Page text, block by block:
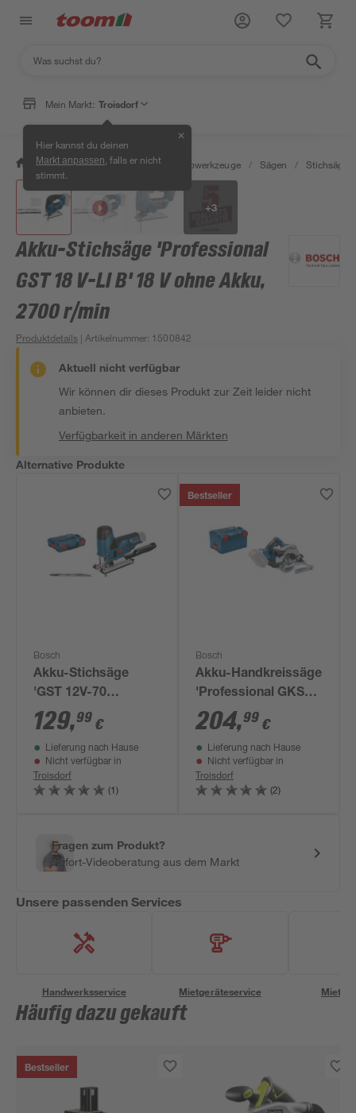
Mein Markt: Troisdorf
Hier kannst du deinen
Markt anpassen , falls er nicht
stimmt.
✕
/ Werkstatt & Maschinen / Elektrowerkzeuge / Sägen / Stichsägen
+3
Akku-Stichsäge 'Professional
GST 18 V-LI B' 18 V ohne Akku,
2700 r/min
Produktdetails | Artikelnummer: 1500842
Aktuell nicht verfügbar
Wir können dir dieses Produkt zur Zeit leider nicht
anbieten.
Verfügbarkeit in anderen Märkten
Alternative Produkte
Bosch
Akku-Stichsäge
'GST 12V-70
Professional' ohne
Akku, in L-BOXX
129,99 €
Lieferung nach Hause
Nicht verfügbar in
Troisdorf
(1)
Bestseller
Bosch
Akku-Handkreissäge
'Professional GKS
18V-57 G' ohne Akku
18 V, mit
Transportbox
204,99 €
Lieferung nach Hause
Nicht verfügbar in
Troisdorf
(2)
Fragen zum Produkt?
Sofort-Videoberatung aus dem Markt
Unsere passenden Services
Handwerksservice Mietgeräteservice
Häufig dazu gekauft
Bestseller